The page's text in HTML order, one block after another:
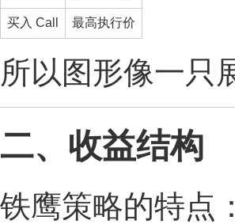
买入 Call 最高执行价
所以图形像一只
二、收益结构
铁鹰策略的特点：